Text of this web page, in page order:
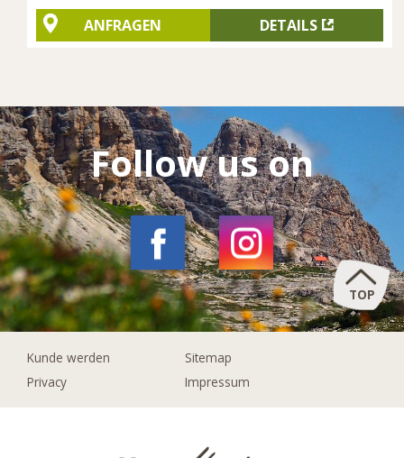
DETAILS
ANFRAGEN
Follow us on
Kunde werden
Sitemap
Privacy
Impressum
TOP